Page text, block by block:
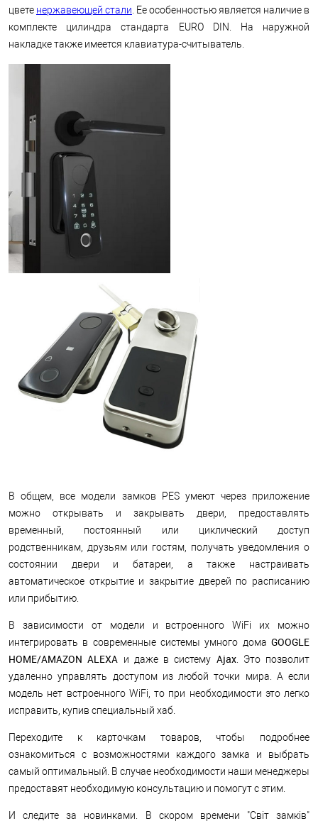
цвете нержавеющей стали . Ее особенностью является наличие в
комплекте цилиндра стандарта EURO DIN. На наружной
накладке также имеется клавиатура-считыватель.
В общем, все модели замков PES умеют через приложение
можно открывать и закрывать двери, предоставлять
временный, постоянный или циклический доступ
родственникам, друзьям или гостям, получать уведомления о
состоянии двери и батареи, а также настраивать
автоматическое открытие и закрытие дверей по расписанию
или прибытию.
В зависимости от модели и встроенного WiFi их можно
интегрировать в современные системы умного дома GOOGLE
HOME/AMAZON ALEXA и даже в систему Ajax. Это позволит
удаленно управлять доступом из любой точки мира. А если
модель нет встроенного WiFi, то при необходимости это легко
исправить, купив специальный хаб.
Переходите к карточкам товаров, чтобы подробнее
ознакомиться с возможностями каждого замка и выбрать
самый оптимальный. В случае необходимости наши менеджеры
предоставят необходимую консультацию и помогут с этим.
И следите за новинками. В скором времени "Світ замків"